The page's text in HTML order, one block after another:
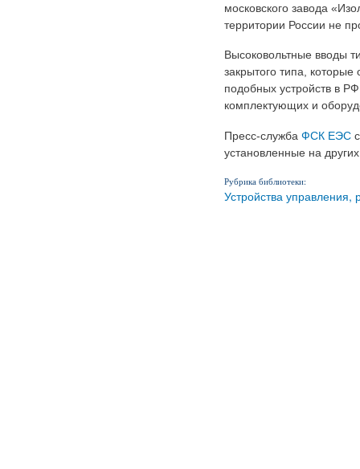
московского завода
территории России не
Высоковольтные вводы
закрытого типа,
подобных устройств в
комплектующих и
Пресс-служба ФСК ЕЭС
установленные на
Рубрика библиотеки:
Устройства